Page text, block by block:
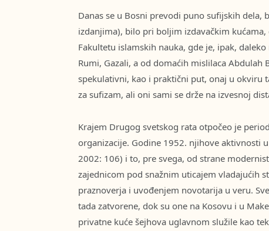
Danas se u Bosni prevodi puno sufijskih
izdanjima), bilo pri boljim izdavačkim
Fakultetu islamskih nauka, gde je, ipak,
Rumi, Gazali, a od domaćih mislilaca
spekulativni, kao i praktični put, onaj u okviru
za sufizam, ali oni sami se drže na izvesnoj
Krajem Drugog svetskog rata otpočeo je
organizacije. Godine 1952. njihove aktivnosti
2002: 106) i to, pre svega, od strane
zajednicom pod snažnim uticajem vladajućih
praznoverja i uvođenjem novotarija u veru.
tada zatvorene, dok su one na Kosovu i u
privatne kuće šejhova uglavnom služile kao